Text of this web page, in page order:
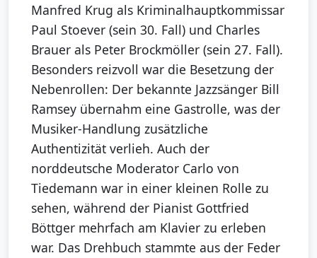
Manfred Krug als Kriminalhauptkommissar
Paul Stoever (sein 30. Fall) und Charles
Brauer als Peter Brockmöller (sein 27. Fall).
Besonders reizvoll war die Besetzung der
Nebenrollen: Der bekannte Jazzsänger Bill
Ramsey übernahm eine Gastrolle, was der
Musiker-Handlung zusätzliche
Authentizität verlieh. Auch der
norddeutsche Moderator Carlo von
Tiedemann war in einer kleinen Rolle zu
sehen, während der Pianist Gottfried
Böttger mehrfach am Klavier zu erleben
war. Das Drehbuch stammte aus der Feder